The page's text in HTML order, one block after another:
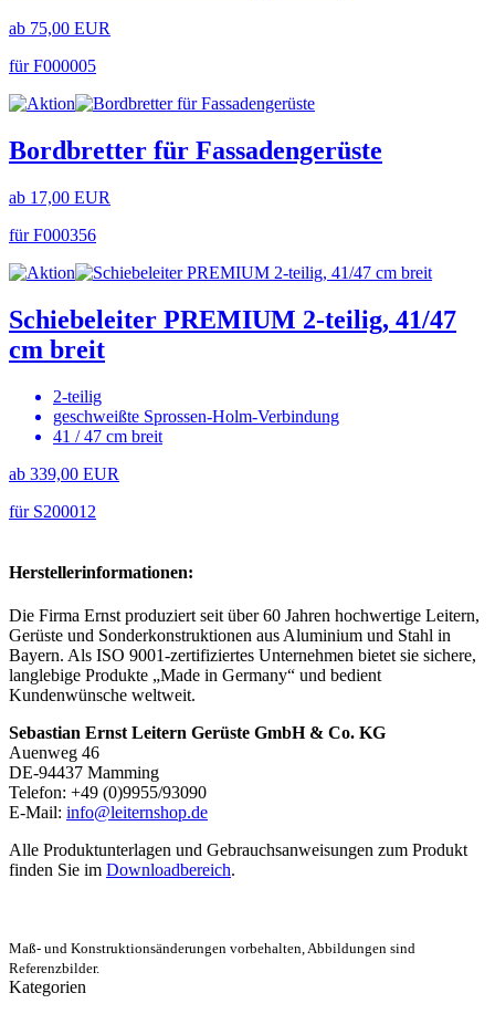
ab 75,00 EUR
für F000005
Bordbretter für Fassadengerüste
ab 17,00 EUR
für F000356
Schiebeleiter PREMIUM 2-teilig, 41/47
cm breit
2-teilig
geschweißte Sprossen-Holm-Verbindung
41 / 47 cm breit
ab 339,00 EUR
für S200012
Herstellerinformationen:
Die Firma Ernst produziert seit über 60 Jahren hochwertige Leitern,
Gerüste und Sonderkonstruktionen aus Aluminium und Stahl in
Bayern. Als ISO 9001-zertifiziertes Unternehmen bietet sie sichere,
langlebige Produkte „Made in Germany“ und bedient
Kundenwünsche weltweit.
Sebastian Ernst Leitern Gerüste GmbH & Co. KG
Auenweg 46
DE-94437 Mamming
Telefon: +49 (0)9955/93090
E-Mail: info@leiternshop.de
Alle Produktunterlagen und Gebrauchsanweisungen zum Produkt
finden Sie im Downloadbereich.
Maß- und Konstruktionsänderungen vorbehalten, Abbildungen sind
Referenzbilder.
Kategorien